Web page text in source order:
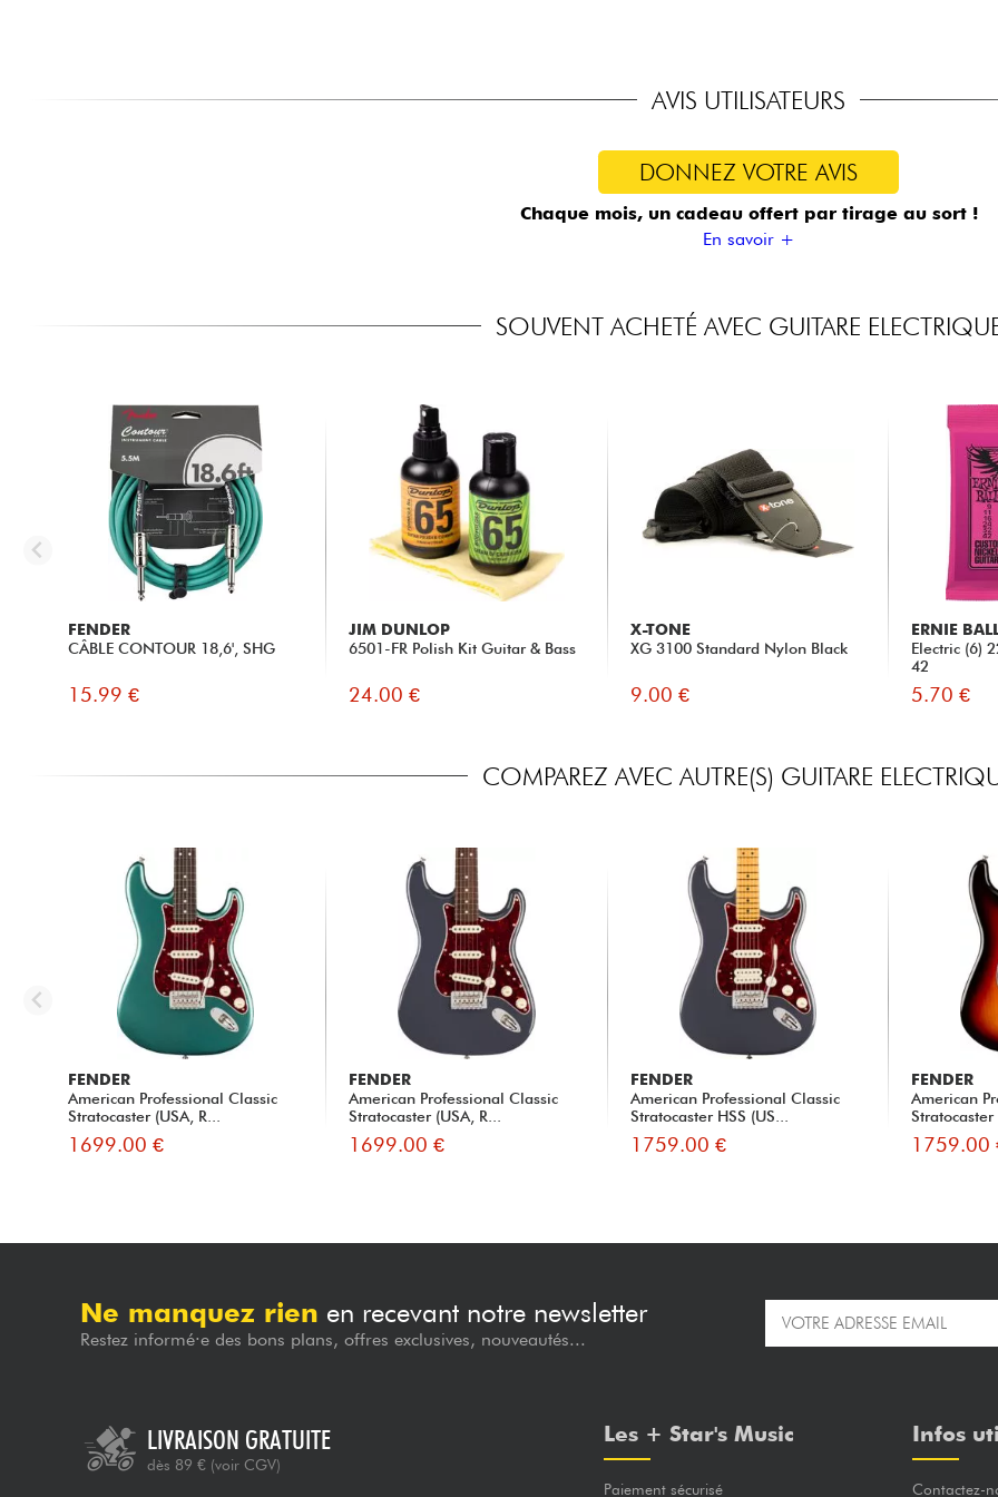
AVIS UTILISATEURS
DONNEZ VOTRE AVIS
Chaque mois, un cadeau offert par tirage au sort !
En savoir +
SOUVENT ACHETÉ AVEC GUITARE
FENDER
CÂBLE CONTOUR 18,6', SHG
15.99 €
JIM DUNLOP
6501-FR Polish Kit Guitar & Bass
24.00 €
X-TONE
XG 3100 Standard Nylon Black
9.00 €
ERNIE
Electric (6)
42
5.70 €
COMPAREZ AVEC AUTRE(S) GUITARE
FENDER
American Professional Classic
Stratocaster (USA, R...
1699.00 €
FENDER
American Professional Classic
Stratocaster (USA, R...
1699.00 €
FENDER
American Professional Classic
Stratocaster HSS (US...
1759.00 €
FENDER
American
Stratocaster
1759.00
Ne manquez rien en recevant notre newsletter
Restez informé·e des bons plans, offres exclusives, nouveautés...
LIVRAISON GRATUITE
dès 89 € (voir CGV)
Les + Star's Music
Paiement sécurisé
Infos
Contactez-